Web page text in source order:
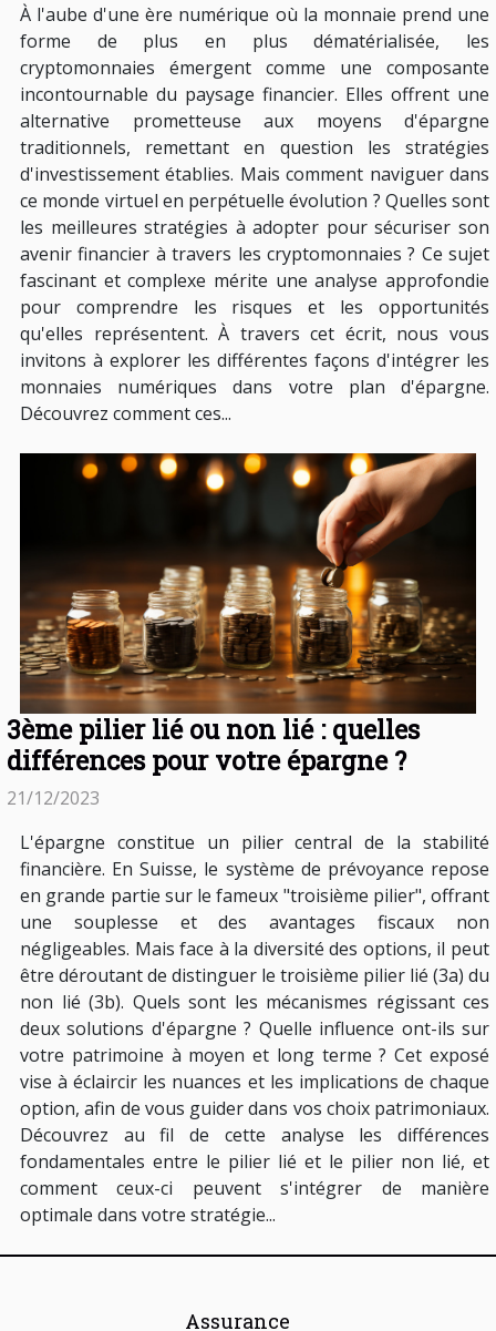
À l'aube d'une ère numérique où la monnaie prend une
forme de plus en plus dématérialisée, les
cryptomonnaies émergent comme une composante
incontournable du paysage financier. Elles offrent une
alternative prometteuse aux moyens d'épargne
traditionnels, remettant en question les stratégies
d'investissement établies. Mais comment naviguer dans
ce monde virtuel en perpétuelle évolution ? Quelles sont
les meilleures stratégies à adopter pour sécuriser son
avenir financier à travers les cryptomonnaies ? Ce sujet
fascinant et complexe mérite une analyse approfondie
pour comprendre les risques et les opportunités
qu'elles représentent. À travers cet écrit, nous vous
invitons à explorer les différentes façons d'intégrer les
monnaies numériques dans votre plan d'épargne.
Découvrez comment ces...
3ème pilier lié ou non lié : quelles
différences pour votre épargne ?
21/12/2023
L'épargne constitue un pilier central de la stabilité
financière. En Suisse, le système de prévoyance repose
en grande partie sur le fameux "troisième pilier", offrant
une souplesse et des avantages fiscaux non
négligeables. Mais face à la diversité des options, il peut
être déroutant de distinguer le troisième pilier lié (3a) du
non lié (3b). Quels sont les mécanismes régissant ces
deux solutions d'épargne ? Quelle influence ont-ils sur
votre patrimoine à moyen et long terme ? Cet exposé
vise à éclaircir les nuances et les implications de chaque
option, afin de vous guider dans vos choix patrimoniaux.
Découvrez au fil de cette analyse les différences
fondamentales entre le pilier lié et le pilier non lié, et
comment ceux-ci peuvent s'intégrer de manière
optimale dans votre stratégie...
Assurance